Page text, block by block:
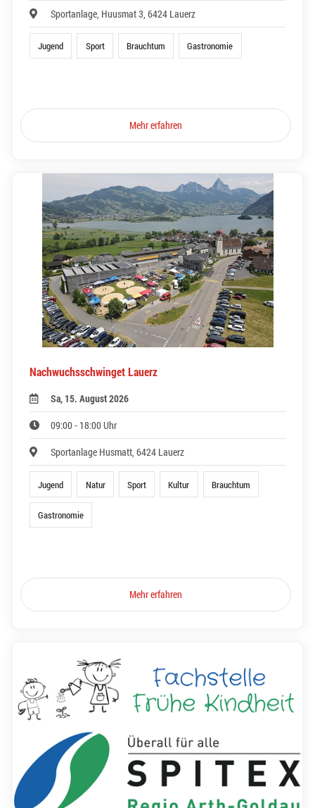
Sportanlage, Huusmat 3, 6424 Lauerz
Jugend Sport Brauchtum Gastronomie
Mehr erfahren
Nachwuchsschwinget Lauerz
Sa, 15. August 2026
09:00 - 18:00 Uhr
Sportanlage Husmatt, 6424 Lauerz
Jugend Natur Sport Kultur Brauchtum
Gastronomie
Mehr erfahren